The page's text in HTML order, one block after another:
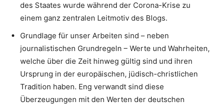
des Staates wurde während der Corona-Krise zu
einem ganz zentralen Leitmotiv des Blogs.
Grundlage für unser Arbeiten sind – neben
journalistischen Grundregeln – Werte und Wahrheiten,
welche über die Zeit hinweg gültig sind und ihren
Ursprung in der europäischen, jüdisch-christlichen
Tradition haben. Eng verwandt sind diese
Überzeugungen mit den Werten der deutschen